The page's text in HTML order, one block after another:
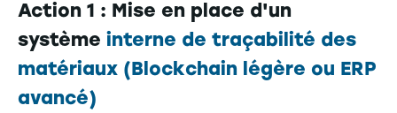
Action 1 : Mise en place d'un
système interne de traçabilité des
matériaux (Blockchain légère ou ERP
avancé)